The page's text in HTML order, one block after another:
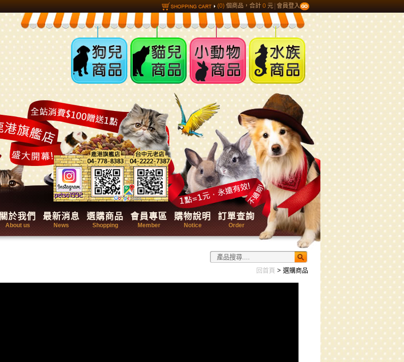
(0) 個商品，合計 0 元 會員登入
狗兒商品 貓兒商品 小動物商品 水族商品
關於我們
About us
最新消息
News
選購商品
Shopping
會員專區
Member
購物說明
Notice
訂單查詢
Order
回首頁 > 選購商品